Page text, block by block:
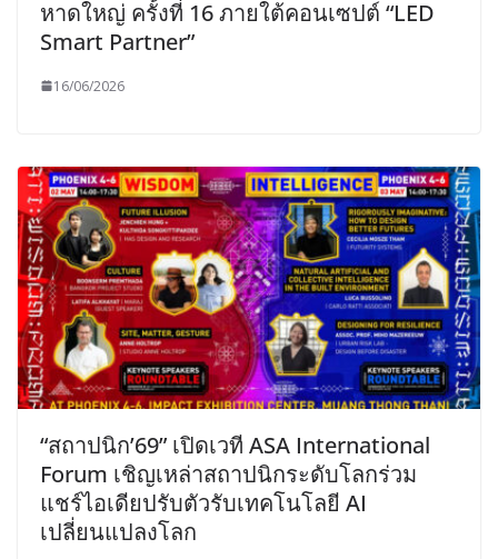
หาดใหญ่ ครั้งที่ 16 ภายใต้คอนเซปต์ “LED
Smart Partner”
16/06/2026
“สถาปนิก’69” เปิดเวที ASA International
Forum เชิญเหล่าสถาปนิกระดับโลกร่วม
แชร์ไอเดียปรับตัวรับเทคโนโลยี AI
เปลี่ยนแปลงโลก